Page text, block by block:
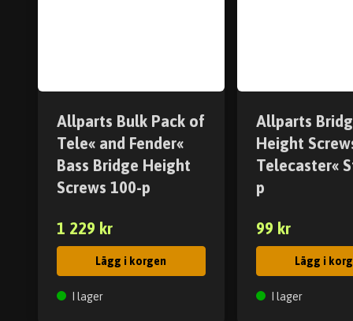
Allparts Bulk Pack of
Tele« and Fender«
Bass Bridge Height
Screws 100-p
1 229 kr
Lägg i korgen
I lager
Allparts
Height
Telecaster«
p
99 kr
Lägg i
I lager